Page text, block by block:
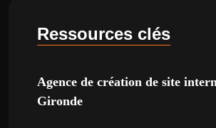
Ressources clés
Agence de création de site
Gironde